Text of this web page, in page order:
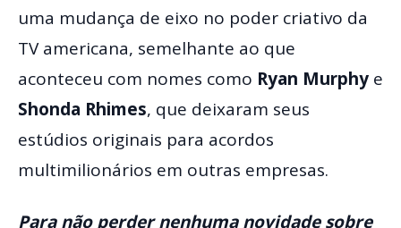
uma mudança de eixo no poder criativo da
TV americana, semelhante ao que
aconteceu com nomes como Ryan Murphy e
Shonda Rhimes, que deixaram seus
estúdios originais para acordos
multimilionários em outras empresas.
Para não perder nenhuma novidade sobre